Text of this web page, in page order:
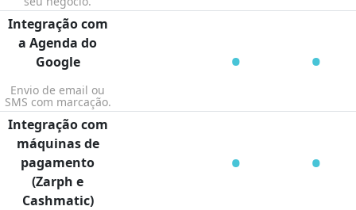
Integração com
a Agenda do
Google
Envio de email ou
SMS com marcação.
• •
Integração com
máquinas de
pagamento
(Zarph e
Cashmatic)
• •